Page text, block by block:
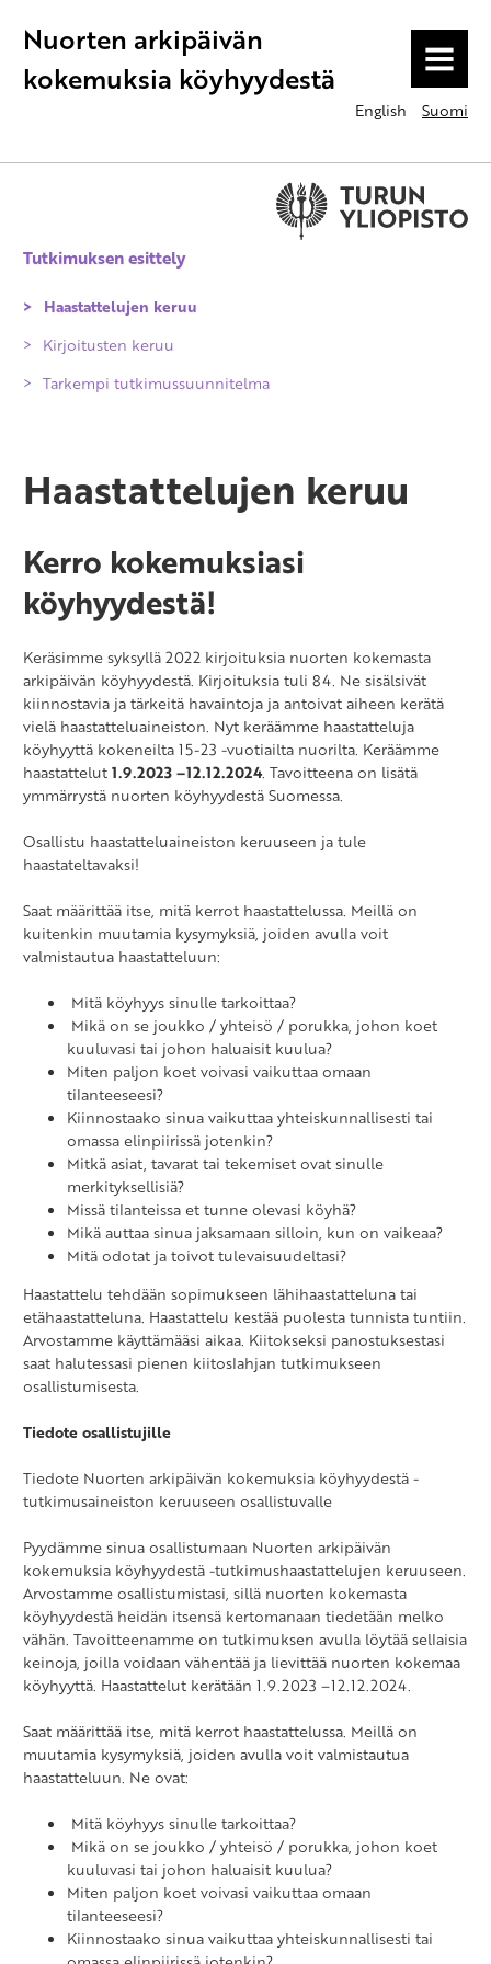
Nuorten arkipäivän
kokemuksia köyhyydestä
MENU
English Suomi
Tutkimuksen esittely
Haastattelujen keruu
Kirjoitusten keruu
Tarkempi tutkimussuunnitelma
Haastattelujen keruu
Kerro kokemuksiasi
köyhyydestä!
Keräsimme syksyllä 2022 kirjoituksia nuorten kokemasta
arkipäivän köyhyydestä. Kirjoituksia tuli 84. Ne sisälsivät
kiinnostavia ja tärkeitä havaintoja ja antoivat aiheen kerätä
vielä haastatteluaineiston. Nyt keräämme haastatteluja
köyhyyttä kokeneilta 15-23 -vuotiailta nuorilta. Keräämme
haastattelut1.9.2023 –12.12.2024. Tavoitteena on lisätä
ymmärrystä nuorten köyhyydestä Suomessa.
Osallistu haastatteluaineiston keruuseen ja tule
haastateltavaksi!
Saat määrittää itse, mitä kerrot haastattelussa. Meillä on
kuitenkin muutamia kysymyksiä, joiden avulla voit
valmistautua haastatteluun:
Mitä köyhyys sinulle tarkoittaa?
Mikä on se joukko / yhteisö / porukka, johon koet
kuuluvasi tai johon haluaisit kuulua?
Miten paljon koet voivasi vaikuttaa omaan
tilanteeseesi?
Kiinnostaako sinua vaikuttaa yhteiskunnallisesti tai
omassa elinpiirissä jotenkin?
Mitkä asiat, tavarat tai tekemiset ovat sinulle
merkityksellisiä?
Missä tilanteissa et tunne olevasi köyhä?
Mikä auttaa sinua jaksamaan silloin, kun on vaikeaa?
Mitä odotat ja toivot tulevaisuudeltasi?
Haastattelu tehdään sopimukseen lähihaastatteluna tai
etähaastatteluna. Haastattelu kestää puolesta tunnista tuntiin.
Arvostamme käyttämääsi aikaa. Kiitokseksi panostuksestasi
saat halutessasi pienen kiitoslahjan tutkimukseen
osallistumisesta.
Tiedote osallistujille
Tiedote Nuorten arkipäivän kokemuksia köyhyydestä -
tutkimusaineiston keruuseen osallistuvalle
Pyydämme sinua osallistumaan Nuorten arkipäivän
kokemuksia köyhyydestä -tutkimushaastattelujen keruuseen.
Arvostamme osallistumistasi, sillä nuorten kokemasta
köyhyydestä heidän itsensä kertomanaan tiedetään melko
vähän. Tavoitteenamme on tutkimuksen avulla löytää sellaisia
keinoja, joilla voidaan vähentää ja lievittää nuorten kokemaa
köyhyyttä. Haastattelut kerätään 1.9.2023 –12.12.2024.
Saat määrittää itse, mitä kerrot haastattelussa. Meillä on
muutamia kysymyksiä, joiden avulla voit valmistautua
haastatteluun. Ne ovat:
Mitä köyhyys sinulle tarkoittaa?
Mikä on se joukko / yhteisö / porukka, johon koet
kuuluvasi tai johon haluaisit kuulua?
Miten paljon koet voivasi vaikuttaa omaan
tilanteeseesi?
Kiinnostaako sinua vaikuttaa yhteiskunnallisesti tai